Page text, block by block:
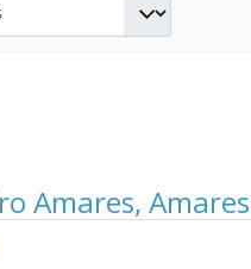
Amares, Amares